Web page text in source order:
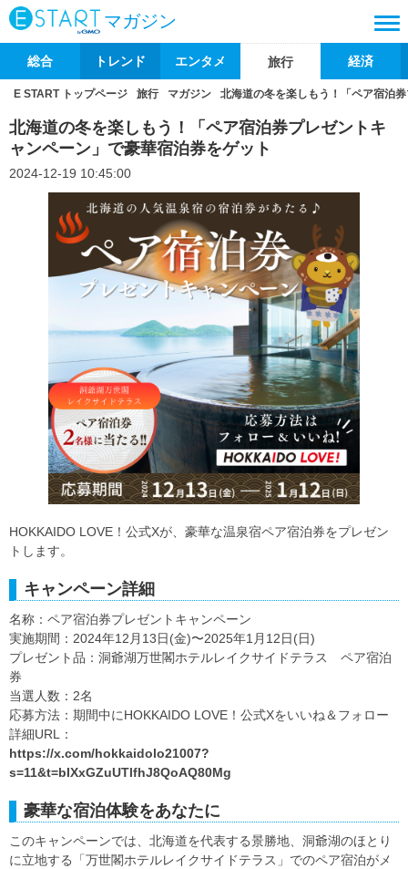
マガジン
総合 トレンド エンタメ 旅行 経済
E START トップページ 旅行 マガジン 北海道の冬を楽しもう！「ペア宿泊
北海道の冬を楽しもう！「ペア宿泊券プレゼントキ
ャンペーン」で豪華宿泊券をゲット
2024-12-19 10:45:00
HOKKAIDO LOVE！公式Xが、豪華な温泉宿ペア宿泊券をプレゼン
トします。
キャンペーン詳細
名称：ペア宿泊券プレゼントキャンペーン
実施期間：2024年12月13日(金)〜2025年1月12日(日)
プレゼント品：洞爺湖万世閣ホテルレイクサイドテラス ペア宿泊
券
当選人数：2名
応募方法：期間中にHOKKAIDO LOVE！公式Xをいいね＆フォロー
詳細URL：
https://x.com/hokkaidolo21007?
s=11&t=bIXxGZuUTlfhJ8QoAQ80Mg
豪華な宿泊体験をあなたに
このキャンペーンでは、北海道を代表する景勝地、洞爺湖のほとり
に立地する「万世閣ホテルレイクサイドテラス」でのペア宿泊がメ